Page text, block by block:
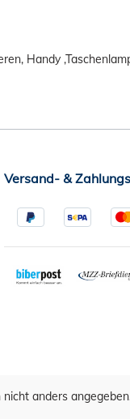
Handy
Versand- &
anders